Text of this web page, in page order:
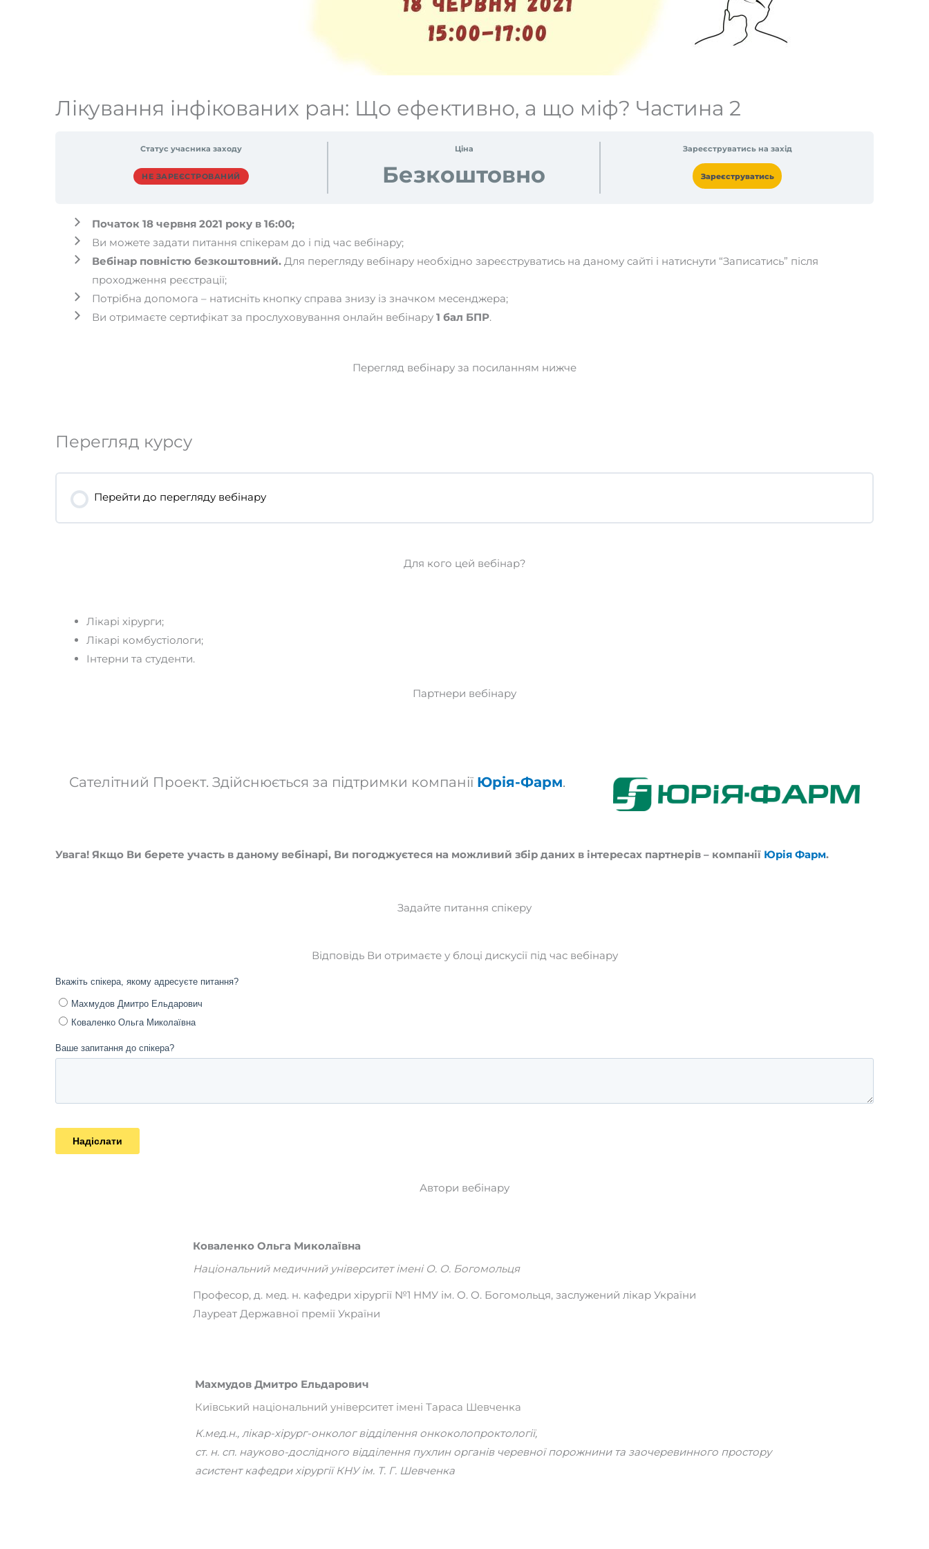
Лікування інфікованих ран: Що ефективно, а що міф? Частина 2
Статус учасника заходу
НЕ ЗАРЕЄСТРОВАНИЙ
Ціна
Безкоштовно
Зареєструватись на захід
Зареєструватись
Початок 18 червня 2021 року в 16:00;
Ви можете задати питання спікерам до і під час вебінару;
Вебінар повністю безкоштовний. Для перегляду вебінару необхідно зареєструватись на даному сайті і натиснути “Записатись” після
проходження реєстрації;
Потрібна допомога – натисніть кнопку справа знизу із значком месенджера;
Ви отримаєте сертифікат за прослуховування онлайн вебінару 1 бал БПР.
Перегляд вебінару за посиланням нижче
Перегляд курсу
Перейти до перегляду вебінару
Для кого цей вебінар?
Лікарі хірурги;
Лікарі комбустіологи;
Інтерни та студенти.
Партнери вебінару
Сателітний Проект. Здійснюється за підтримки компанії Юрія-Фарм.
Увага! Якщо Ви берете участь в даному вебінарі, Ви погоджуєтеся на можливий збір даних в інтересах партнерів – компанії Юрія Фарм.
Задайте питання спікеру
Відповідь Ви отримаєте у блоці дискусії під час вебінару
Автори вебінару
Коваленко Ольга Миколаївна
Національний медичний університет імені О. О. Богомольця
Професор, д. мед. н. кафедри хірургії №1 НМУ ім. О. О. Богомольця, заслужений лікар України
Лауреат Державної премії України
Махмудов Дмитро Ельдарович
Київський національний університет імені Тараса Шевченка
К.мед.н., лікар-хірург-онколог відділення онкоколопроктології,
ст. н. сп. науково-дослідного відділення пухлин органів черевної порожнини та заочеревинного простору
асистент кафедри хірургії КНУ ім. Т. Г. Шевченка